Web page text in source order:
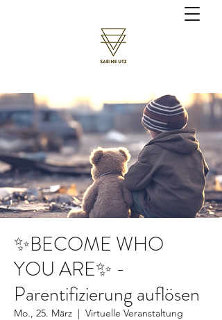
✨BECOME WHO
YOU ARE✨ -
Parentifizierung auflösen
Mo., 25. März
  |
Virtuelle Veranstaltung